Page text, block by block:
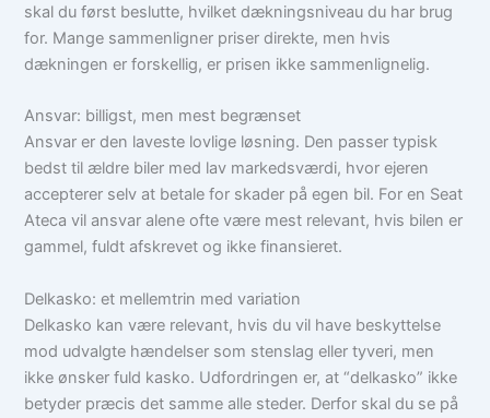
skal du først beslutte, hvilket dækningsniveau du har brug
for. Mange sammenligner priser direkte, men hvis
dækningen er forskellig, er prisen ikke sammenlignelig.
Ansvar: billigst, men mest begrænset
Ansvar er den laveste lovlige løsning. Den passer typisk
bedst til ældre biler med lav markedsværdi, hvor ejeren
accepterer selv at betale for skader på egen bil. For en Seat
Ateca vil ansvar alene ofte være mest relevant, hvis bilen er
gammel, fuldt afskrevet og ikke finansieret.
Delkasko: et mellemtrin med variation
Delkasko kan være relevant, hvis du vil have beskyttelse
mod udvalgte hændelser som stenslag eller tyveri, men
ikke ønsker fuld kasko. Udfordringen er, at “delkasko” ikke
betyder præcis det samme alle steder. Derfor skal du se på